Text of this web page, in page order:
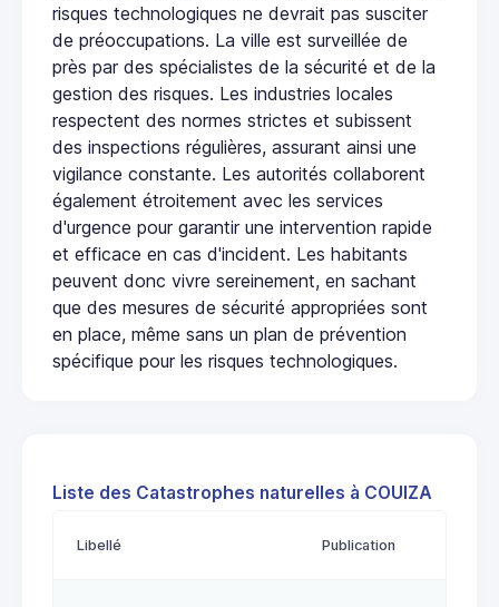
risques technologiques ne devrait pas susciter
de préoccupations. La ville est surveillée de
près par des spécialistes de la sécurité et de la
gestion des risques. Les industries locales
respectent des normes strictes et subissent
des inspections régulières, assurant ainsi une
vigilance constante. Les autorités collaborent
également étroitement avec les services
d'urgence pour garantir une intervention rapide
et efficace en cas d'incident. Les habitants
peuvent donc vivre sereinement, en sachant
que des mesures de sécurité appropriées sont
en place, même sans un plan de prévention
spécifique pour les risques technologiques.
Liste des Catastrophes naturelles à COUIZA
Libellé Publication